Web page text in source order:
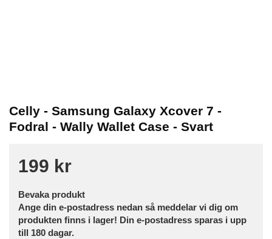
Celly - Samsung Galaxy Xcover 7 -
Fodral - Wally Wallet Case - Svart
199 kr
Bevaka produkt
Ange din e-postadress nedan så meddelar vi dig om
produkten finns i lager! Din e-postadress sparas i upp
till 180 dagar.